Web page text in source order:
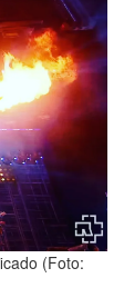
(Foto: